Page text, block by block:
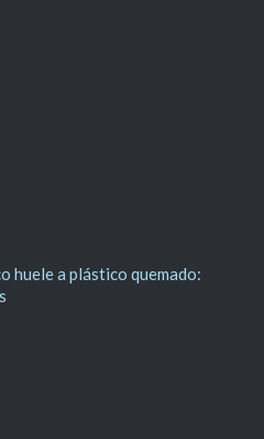
huele a plástico quemado: